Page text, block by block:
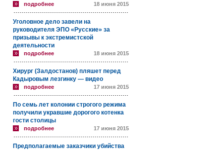
подробнее 18 июня 2015
Уголовное дело завели на
руководителя ЭПО «Русские» за
призывы к экстремистской
деятельности
подробнее 18 июня 2015
Хирург (Залдостанов) пляшет перед
Кадыровым лезгинку — видео
подробнее 17 июня 2015
По семь лет колонии строгого режима
получили укравшие дорогого котенка
гости столицы
подробнее 17 июня 2015
Предполагаемые заказчики убийства